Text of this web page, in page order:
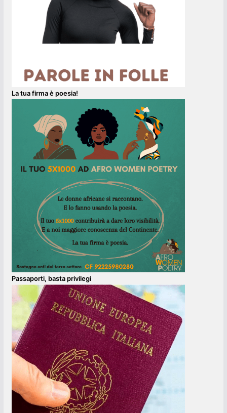
La tua firma è poesia!
Passaporti, basta privilegi